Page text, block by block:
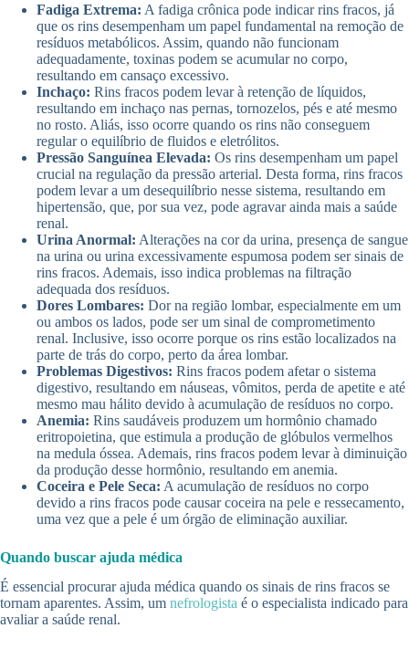
Fadiga Extrema: A fadiga crônica pode indicar rins fracos, já
que os rins desempenham um papel fundamental na remoção de
resíduos metabólicos. Assim, quando não funcionam
adequadamente, toxinas podem se acumular no corpo,
resultando em cansaço excessivo.
Inchaço: Rins fracos podem levar à retenção de líquidos,
resultando em inchaço nas pernas, tornozelos, pés e até mesmo
no rosto. Aliás, isso ocorre quando os rins não conseguem
regular o equilíbrio de fluidos e eletrólitos.
Pressão Sanguínea Elevada: Os rins desempenham um papel
crucial na regulação da pressão arterial. Desta forma, rins fracos
podem levar a um desequilíbrio nesse sistema, resultando em
hipertensão, que, por sua vez, pode agravar ainda mais a saúde
renal.
Urina Anormal: Alterações na cor da urina, presença de sangue
na urina ou urina excessivamente espumosa podem ser sinais de
rins fracos. Ademais, isso indica problemas na filtração
adequada dos resíduos.
Dores Lombares: Dor na região lombar, especialmente em um
ou ambos os lados, pode ser um sinal de comprometimento
renal. Inclusive, isso ocorre porque os rins estão localizados na
parte de trás do corpo, perto da área lombar.
Problemas Digestivos: Rins fracos podem afetar o sistema
digestivo, resultando em náuseas, vômitos, perda de apetite e até
mesmo mau hálito devido à acumulação de resíduos no corpo.
Anemia: Rins saudáveis produzem um hormônio chamado
eritropoietina, que estimula a produção de glóbulos vermelhos
na medula óssea. Ademais, rins fracos podem levar à diminuição
da produção desse hormônio, resultando em anemia.
Coceira e Pele Seca: A acumulação de resíduos no corpo
devido a rins fracos pode causar coceira na pele e ressecamento,
uma vez que a pele é um órgão de eliminação auxiliar.
Quando buscar ajuda médica
É essencial procurar ajuda médica quando os sinais de rins fracos se
tornam aparentes. Assim, um nefrologista é o especialista indicado para
avaliar a saúde renal.